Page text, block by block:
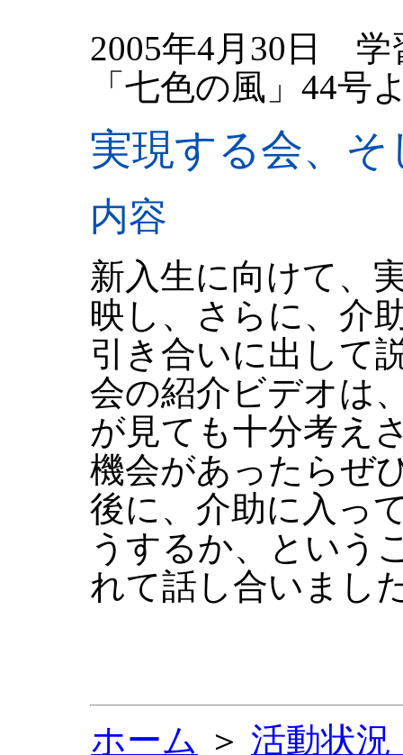
2005年4月30日 学
「七色の風」44号
実現する会、
内容
新入生に向けて、
映し、さらに、介
引き合いに出して
会の紹介ビデオは
が見ても十分考え
機会があったらぜ
後に、介助に入っ
うするか、という
れて話し合いまし
ホーム ＞ 活動状況